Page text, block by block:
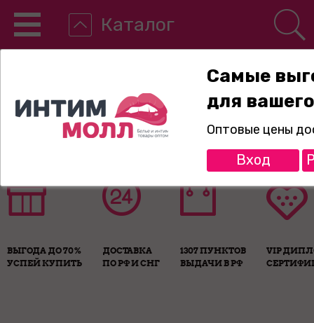
Каталог
8-800-775-89-65
ВЫГОДА ДО 70%
УСПЕЙ КУПИТЬ
ДОСТАВКА
ПО РФ И СНГ
1307 ПУНКТОВ
ВЫДАЧИ В РФ
VIP
Самые
для
Оптовые цены
Вход